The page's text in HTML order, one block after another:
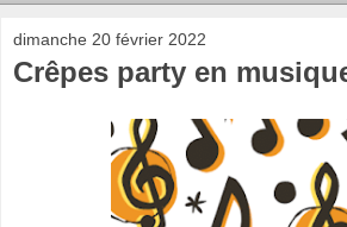
dimanche 20 février 2022
Crêpes party en